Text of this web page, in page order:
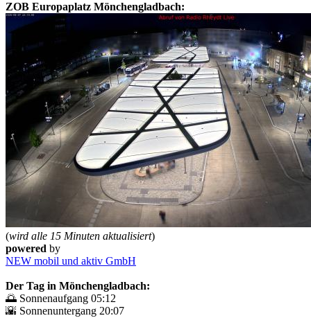
ZOB Europaplatz Mönchengladbach:
(wird alle 15 Minuten aktualisiert)
powered by
NEW mobil und aktiv GmbH
Der Tag in Mönchengladbach:
🌅 Sonnenaufgang 05:12
🌇 Sonnenuntergang 20:07